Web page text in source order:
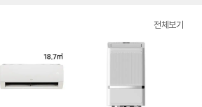
전체보기